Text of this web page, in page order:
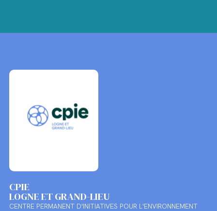
CPIE
LOGNE ET GRAND-LIEU
CENTRE PERMANENT D'INITIATIVES POUR L'ENVIRONNEMENT